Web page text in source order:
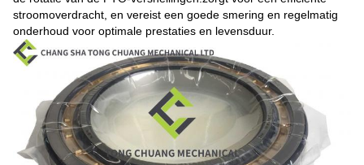
stroomoverdracht, en vereist een goede smering en regelmatig
onderhoud voor optimale prestaties en levensduur.